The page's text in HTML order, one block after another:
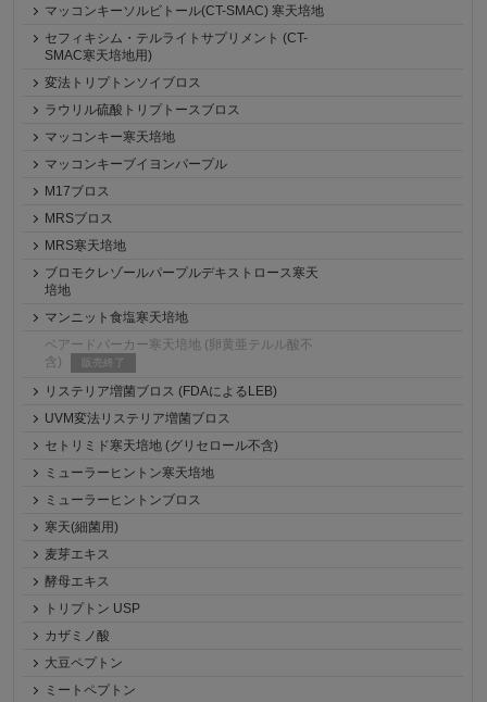
マッコンキーソルビトール(CT-SMAC) 寒天培地
セフィキシム・テルライトサプリメント (CT-
SMAC寒天培地用)
変法トリプトンソイブロス
ラウリル硫酸トリプトースブロス
マッコンキー寒天培地
マッコンキーブイヨンパープル
M17ブロス
MRSブロス
MRS寒天培地
ブロモクレゾールパープルデキストロース寒天
培地
マンニット食塩寒天培地
ベアードパーカー寒天培地 (卵黄亜テルル酸不
含)
販売終了
リステリア増菌ブロス (FDAによるLEB)
UVM変法リステリア増菌ブロス
セトリミド寒天培地 (グリセロール不含)
ミューラーヒントン寒天培地
ミューラーヒントンブロス
寒天(細菌用)
麦芽エキス
酵母エキス
トリプトン USP
カザミノ酸
大豆ペプトン
ミートペプトン